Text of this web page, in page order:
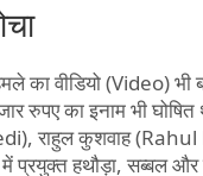
का वीडियो (Video)
रुपए का इनाम भी
राहुल कुशवाह
में प्रयुक्त हथौड़ा, सब्बल